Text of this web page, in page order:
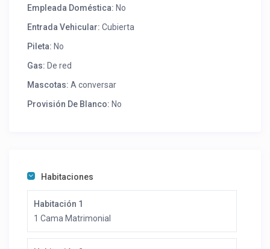
Empleada Doméstica: No
Entrada Vehicular: Cubierta
Pileta: No
Gas: De red
Mascotas: A conversar
Provisión De Blanco: No
Habitaciones
Habitación 1
1 Cama Matrimonial